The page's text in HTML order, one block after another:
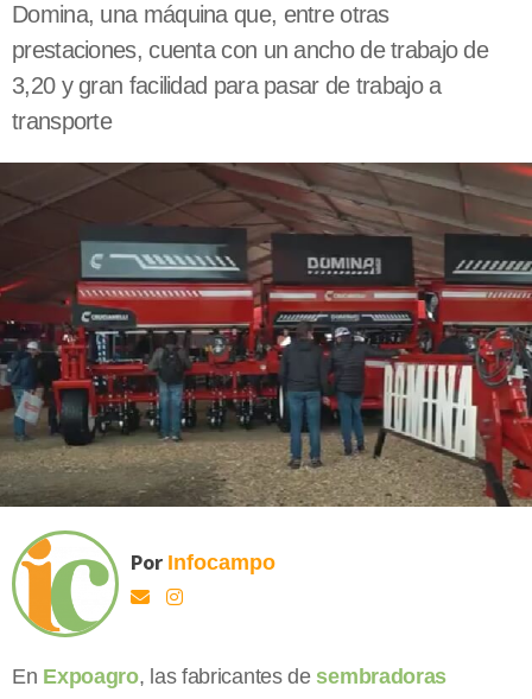
Domina, una máquina que, entre otras
prestaciones, cuenta con un ancho de trabajo de
3,20 y gran facilidad para pasar de trabajo a
transporte
Por Infocampo
En Expoagro, las fabricantes de sembradoras